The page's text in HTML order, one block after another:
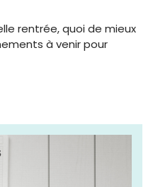
rentrée, quoi de mieux
à venir pour